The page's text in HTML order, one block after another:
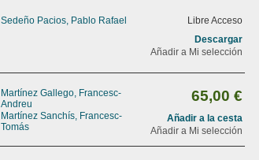
Sedeño Pacios, Pablo Rafael
Libre Acceso
Descargar
Añadir a Mi selección
Martínez Gallego, Francesc-
Andreu
Martínez Sanchís, Francesc-
Tomás
65,00 €
Añadir a la cesta
Añadir a Mi selección